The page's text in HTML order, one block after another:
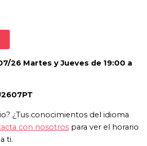
26 Martes y Jueves de 19:00 a
¿Tus conocimientos del idioma
con nosotros para ver el horario
ti.